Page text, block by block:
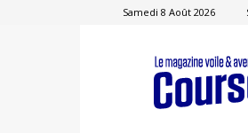
Samedi 8 Août 2026